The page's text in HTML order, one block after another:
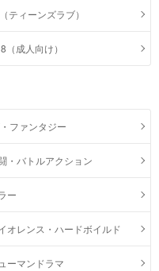
ティーンズラブ）
（成人向け）
ファンタジー
・バトルアクション
ー
オレンス・ハードボイルド
ーマンドラマ